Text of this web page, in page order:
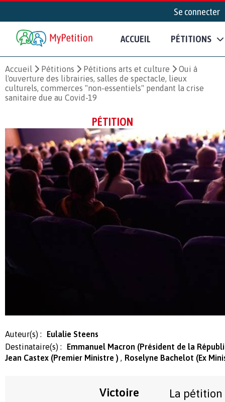
Se connecter
ACCUEIL PÉTITIONS
Accueil Pétitions Pétitions arts et culture
Oui à
l'ouverture des librairies, salles de spectacle, lieux
culturels, commerces "non-essentiels" pendant la crise
sanitaire due au Covid-19
PÉTITION
Auteur(s) :
Eulalie Steens
Destinataire(s) :
Emmanuel Macron (Président de la
Jean Castex (Premier Ministre )
Roselyne Bachelot (Ex
Victoire La pétition